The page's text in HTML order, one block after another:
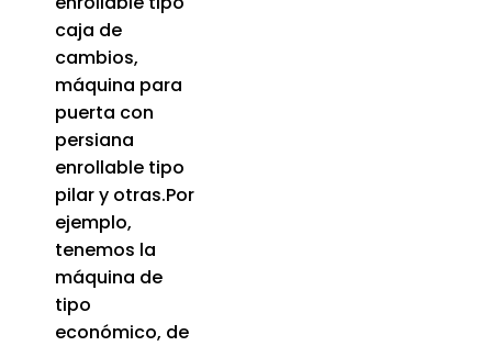
caja de
cambios,
máquina para
puerta con
persiana
enrollable tipo
pilar y otras.Por
ejemplo,
tenemos la
máquina de
tipo
económico, de